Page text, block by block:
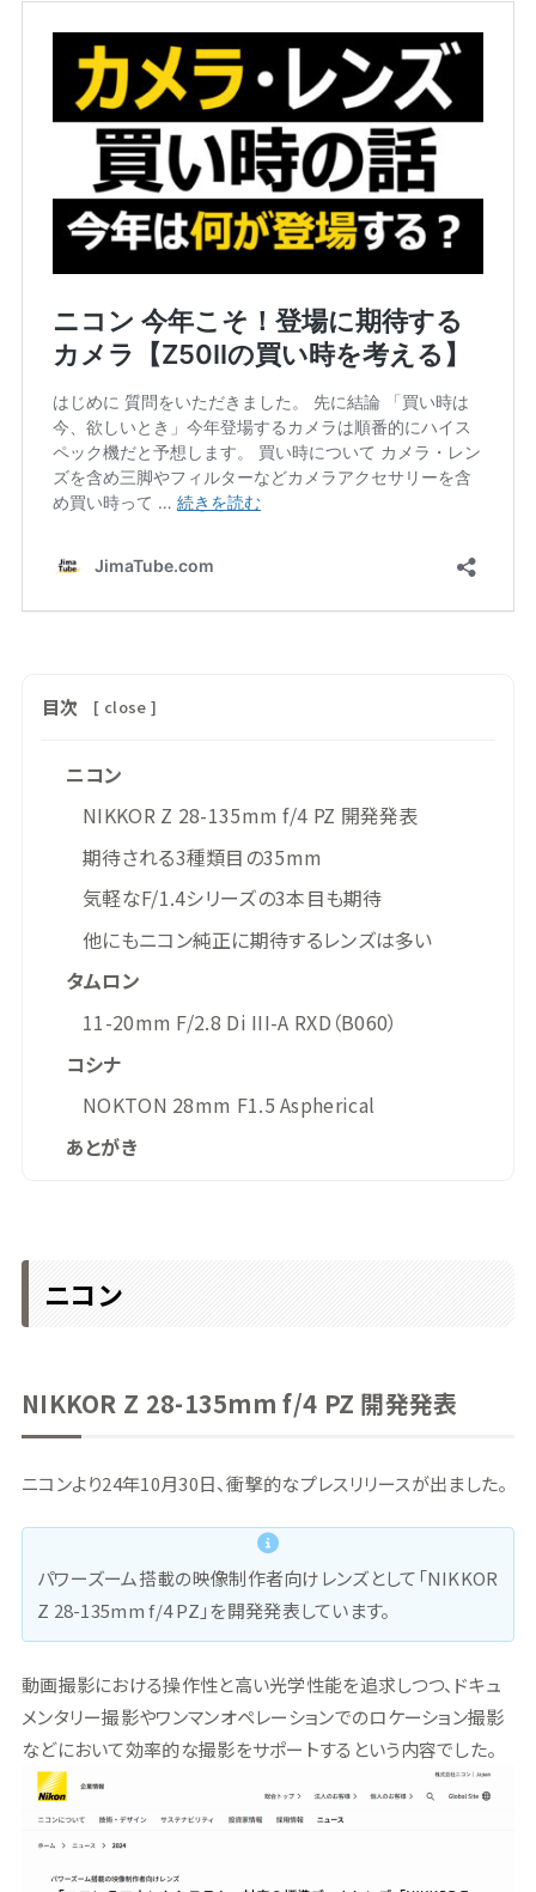
目次 [ close ]
ニコン
NIKKOR Z 28-135mm f/4 PZ 開発発表
期待される3種類目の35mm
気軽なF/1.4シリーズの3本目も期待
他にもニコン純正に期待するレンズは多い
タムロン
11-20mm F/2.8 Di III-A RXD（B060）
コシナ
NOKTON 28mm F1.5 Aspherical
あとがき
ニコン
NIKKOR Z 28-135mm f/4 PZ 開発発表
ニコンより24年10月30日、衝撃的なプレスリリースが出ました。
パワーズーム搭載の映像制作者向けレンズとして「NIKKOR
Z 28-135mm f/4 PZ」を開発発表しています。
動画撮影における操作性と高い光学性能を追求しつつ、ドキュ
メンタリー撮影やワンマンオペレーションでのロケーション撮影
などにおいて効率的な撮影をサポートするという内容でした。